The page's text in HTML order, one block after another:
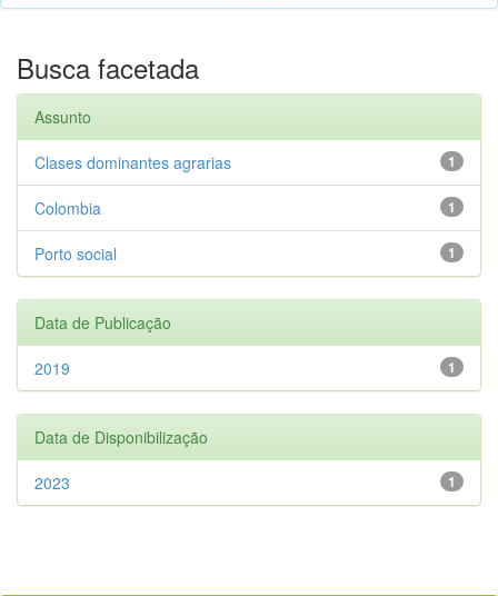
Busca facetada
Assunto
1
Clases dominantes agrarias
1
Colombia
1
Porto social
Data de Publicação
1
2019
Data de Disponibilização
1
2023